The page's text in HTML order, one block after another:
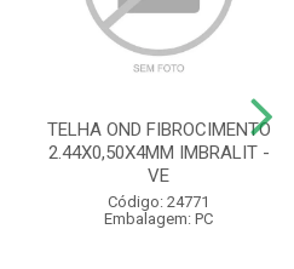
TELHA OND FIBROCIMENTO
2.44X0,50X4MM IMBRALIT -
VE
Código: 24771
Embalagem: PC